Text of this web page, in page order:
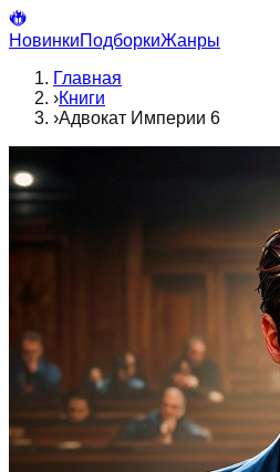
НовинкиПодборкиЖанры
Главная
›Книги
›Адвокат Империи 6